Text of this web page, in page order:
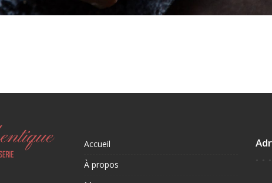
Accueil
À propos